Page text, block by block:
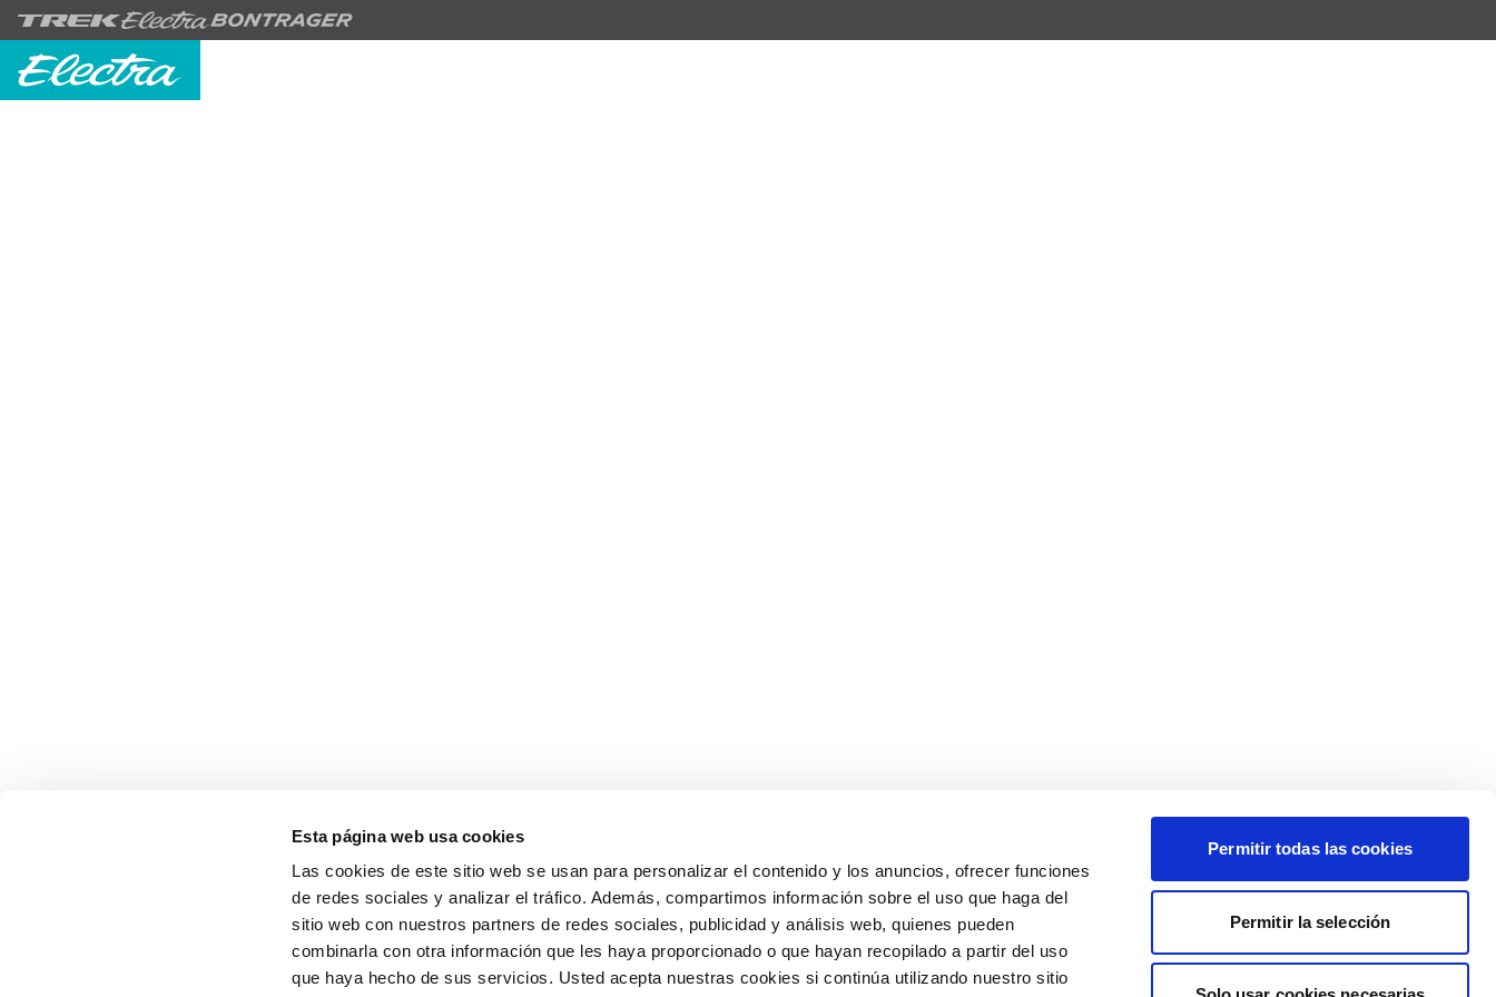
Esta página web usa cookies
Las cookies de este sitio web se usan para personalizar el contenido y los anuncios, ofrecer funciones
de redes sociales y analizar el tráfico. Además, compartimos información sobre el uso que haga del
sitio web con nuestros partners de redes sociales, publicidad y análisis web, quienes pueden
combinarla con otra información que les haya proporcionado o que hayan recopilado a partir del uso
que haya hecho de sus servicios. Usted acepta nuestras cookies si continúa utilizando nuestro sitio
Permitir todas las cookies
Permitir la selección